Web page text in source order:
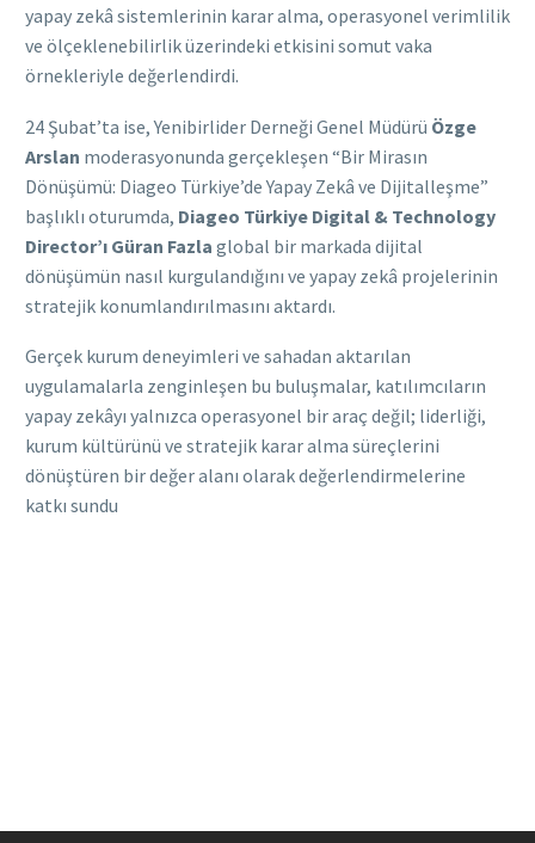
yapay zekâ sistemlerinin karar alma, operasyonel verimlilik
ve ölçeklenebilirlik üzerindeki etkisini somut vaka
örnekleriyle değerlendirdi.
24 Şubat’ta ise, Yenibirlider Derneği Genel Müdürü Özge
Arslan moderasyonunda gerçekleşen “Bir Mirasın
Dönüşümü: Diageo Türkiye’de Yapay Zekâ ve Dijitalleşme”
başlıklı oturumda, Diageo Türkiye Digital & Technology
Director’ı Güran Fazla global bir markada dijital
dönüşümün nasıl kurgulandığını ve yapay zekâ projelerinin
stratejik konumlandırılmasını aktardı.
Gerçek kurum deneyimleri ve sahadan aktarılan
uygulamalarla zenginleşen bu buluşmalar, katılımcıların
yapay zekâyı yalnızca operasyonel bir araç değil; liderliği,
kurum kültürünü ve stratejik karar alma süreçlerini
dönüştüren bir değer alanı olarak değerlendirmelerine
katkı sundu